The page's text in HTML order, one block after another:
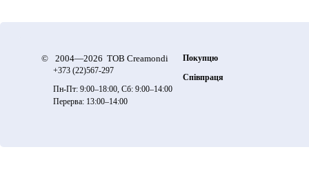
© 2004—2026 ТОВ Creamondi
+373 (22)567-297
Пн-Пт: 9:00–18:00, Сб: 9:00–14:00
Перерва: 13:00–14:00
Покупцю
Співпраця